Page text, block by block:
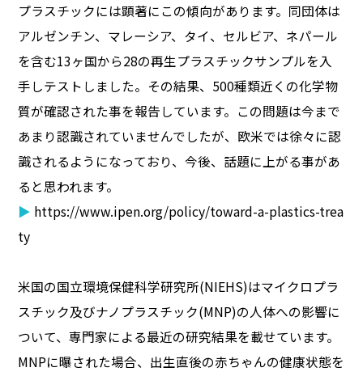
プラスチックには顕著にこの傾向があります。同団体は
アルゼンチン、マレーシア、タイ、セルビア、ネパール
を含む13ヶ国から28の再生プラスチックサンプルを入
手しテストしました。その結果、500種類近くの化学物
質が確認された事を報告しています。この問題は今まで
あまり認識されていませんでしたが、欧米では徐々に認
識されるようになっており、今後、話題に上がる事があ
ると思われます。
▶ https://www.ipen.org/policy/toward-a-plastics-trea
ty
米国の国立環境保健科学研究所(NIEHS)はマイクロプラ
スチック及びナノプラスチック(MNP)の人体への影響に
ついて、専門家による最近の研究結果を載せています。
MNPに曝された場合、出生直後の赤ちゃんの健康状態を